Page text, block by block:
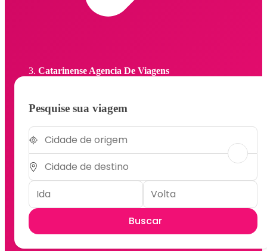
Catarinense Agencia De Viagens
Pesquise sua viagem
Buscar